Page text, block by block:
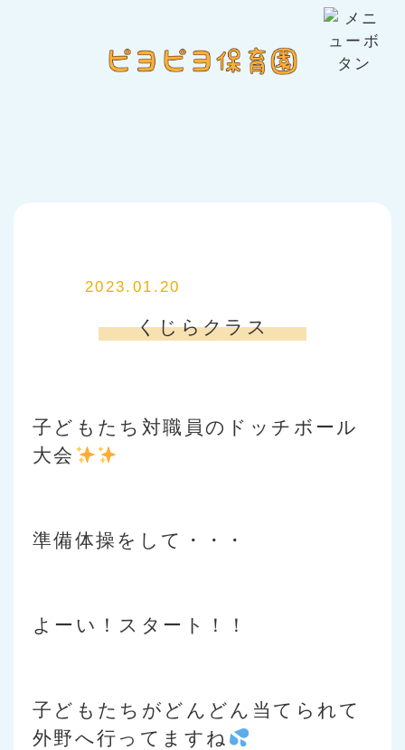
2023.01.20
くじらクラス
子どもたち対職員のドッチボール
大会
準備体操をして・・・
よーい！スタート！！
子どもたちがどんどん当てられて
外野へ行ってますね